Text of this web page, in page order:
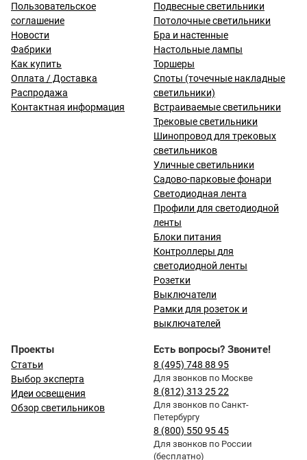
Пользовательское
соглашение
Новости
Фабрики
Как купить
Оплата / Доставка
Распродажа
Контактная информация
Подвесные светильники
Потолочные светильники
Бра и настенные
Настольные лампы
Торшеры
Споты (точечные накладные
светильники)
Встраиваемые светильники
Трековые светильники
Шинопровод для трековых
светильников
Уличные светильники
Садово-парковые фонари
Светодиодная лента
Профили для светодиодной
ленты
Блоки питания
Контроллеры для
светодиодной ленты
Розетки
Выключатели
Рамки для розеток и
выключателей
Проекты
Статьи
Выбор эксперта
Идеи освещения
Обзор светильников
Есть вопросы? Звоните!
8 (495) 748 88 95
Для звонков по Москве
8 (812) 313 25 22
Для звонков по Санкт-
Петербургу
8 (800) 550 95 45
Для звонков по России
(бесплатно)